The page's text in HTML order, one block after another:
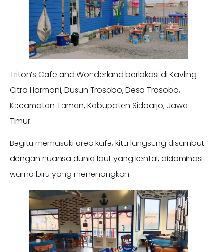
Triton’s Cafe and Wonderland berlokasi di Kavling
Citra Harmoni, Dusun Trosobo, Desa Trosobo,
Kecamatan Taman, Kabupaten Sidoarjo, Jawa
Timur.
Begitu memasuki area kafe, kita langsung disambut
dengan nuansa dunia laut yang kental, didominasi
warna biru yang menenangkan.